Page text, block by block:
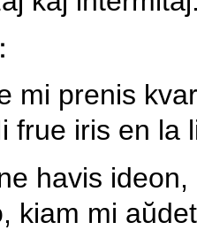
mi prenis
frue iris en la
havis
kiam mi